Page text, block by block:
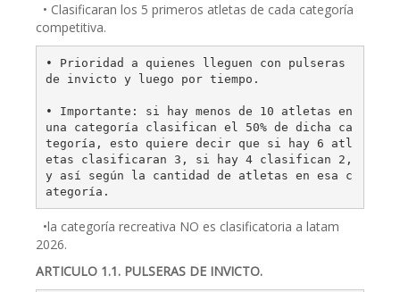
• Clasificaran los 5 primeros atletas de cada categoría
competitiva.
• Prioridad a quienes lleguen con pulseras
de invicto y luego por tiempo.
• Importante: si hay menos de 10 atletas en
una categoría clasifican el 50% de dicha ca
tegoría, esto quiere decir que si hay 6 atl
etas clasificaran 3, si hay 4 clasifican 2,
y así según la cantidad de atletas en esa c
ategoría.
•la categoría recreativa NO es clasificatoria a latam
2026.
ARTICULO 1.1. PULSERAS DE INVICTO.